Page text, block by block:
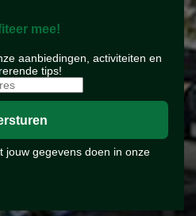
mee!
aanbiedingen, activiteiten en
tips!
jouw gegevens doen in onze